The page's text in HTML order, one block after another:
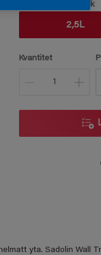
Förpackningsstorlek
2,5L
Kvantitet
yta. Sadolin Wall